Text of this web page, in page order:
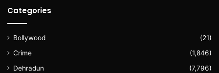
Categories
Bollywood
(21)
Crime
(1,846)
Dehradun
(7,796)